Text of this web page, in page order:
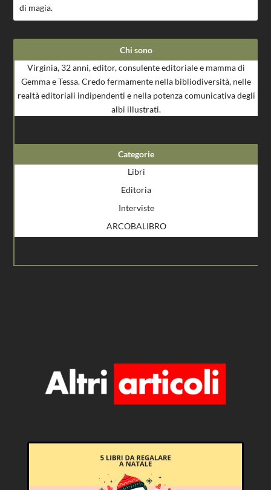
di magia.
Chi sono
Virginia, 32 anni, editor, consulente editoriale e mamma di
Gemma e Tessa. Credo fermamente nella bibliodiversità, nelle
realtà editoriali indipendenti e nella potenza comunicativa degli
albi illustrati.
Categorie
Libri
Editoria
Interviste
ARCOBALIBRO